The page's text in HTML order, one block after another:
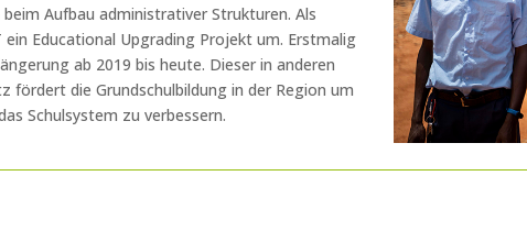
Aufbau administrativer Strukturen. Als
Educational Upgrading Projekt um. Erstmalig
ab 2019 bis heute. Dieser in anderen
fördert die Grundschulbildung in der Region um
Schulsystem zu verbessern.